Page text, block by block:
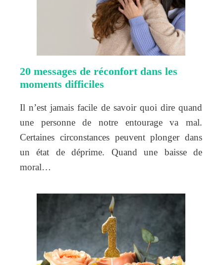
20 messages de réconfort dans les
moments difficiles
Il n’est jamais facile de savoir quoi dire quand
une personne de notre entourage va mal.
Certaines circonstances peuvent plonger dans
un état de déprime. Quand une baisse de
moral…